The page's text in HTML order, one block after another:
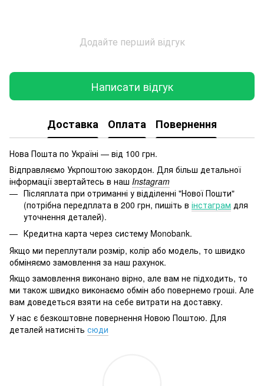
Додайте перший відгук
Написати відгук
Доставка Оплата Повернення
Нова Пошта по Україні — від 100 грн.
Відправляємо Укрпоштою закордон. Для більш детальної
інформації звертайтесь в наш Instagram
Післяплата при отриманні у відділенні "Нової Пошти"
(потрібна передплата в 200 грн, пишіть в інстаграм для
уточнення деталей).
Кредитна карта через систему Monobank.
Якщо ми переплутали розмір, колір або модель, то швидко
обміняємо замовлення за наш рахунок.
Якщо замовлення виконано вірно, але вам не підходить, то
ми також швидко виконаємо обмін або повернемо гроші. Але
вам доведеться взяти на себе витрати на доставку.
У нас є безкоштовне повернення Новою Поштою. Для
деталей натисніть сюди